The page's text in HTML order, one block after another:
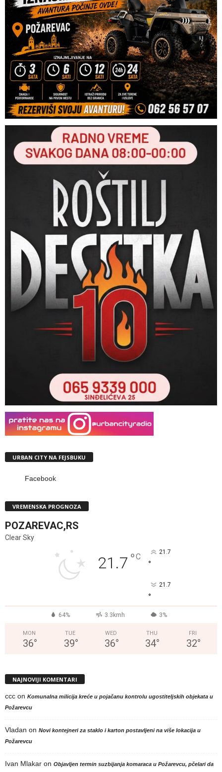
URBAN CITY NA FEJSBUKU
Facebook
VREMENSKA PROGNOZA
POZAREVAC,RS
Clear Sky
21.7 °C 21.7
°
21.7
°
64% 3.3kmh 3%
MON
36°
TUE
39°
WED
36°
THU
34°
FRI
32°
NAJNOVIJI KOMENTARI
ccc on Komunalna milicija kreće u pojačanu kontrolu ugostiteljskih objekata u
Požarevcu
Vladan on Novi kontejneri za staklo i karton postavljeni na više lokacija u
Požarevcu
Ivan Mlakar on Objavljen termin suzbijanja komaraca u Požarevcu, pčelari da